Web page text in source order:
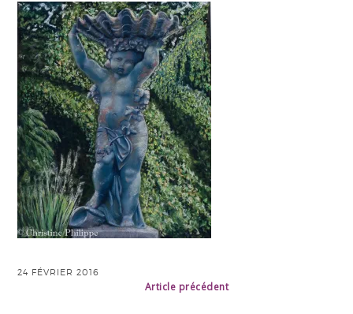
24 FÉVRIER 2016
Article précédent